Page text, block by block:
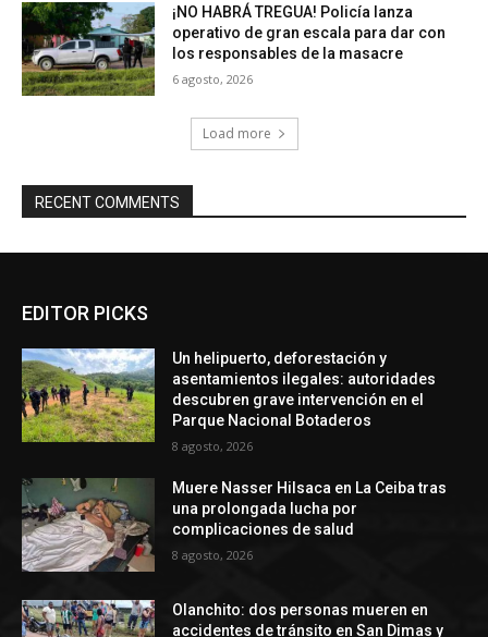
¡NO HABRÁ TREGUA! Policía lanza
operativo de gran escala para dar con
los responsables de la masacre
6 agosto, 2026
Load more
RECENT COMMENTS
EDITOR PICKS
Un helipuerto, deforestación y
asentamientos ilegales: autoridades
descubren grave intervención en el
Parque Nacional Botaderos
8 agosto, 2026
Muere Nasser Hilsaca en La Ceiba tras
una prolongada lucha por
complicaciones de salud
8 agosto, 2026
Olanchito: dos personas mueren en
accidentes de tránsito en San Dimas y